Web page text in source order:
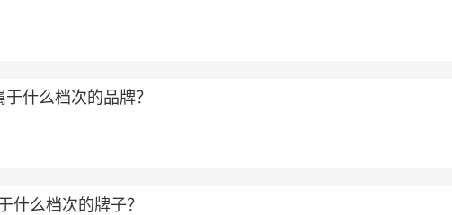
什么档次的品牌？
什么档次的牌子？